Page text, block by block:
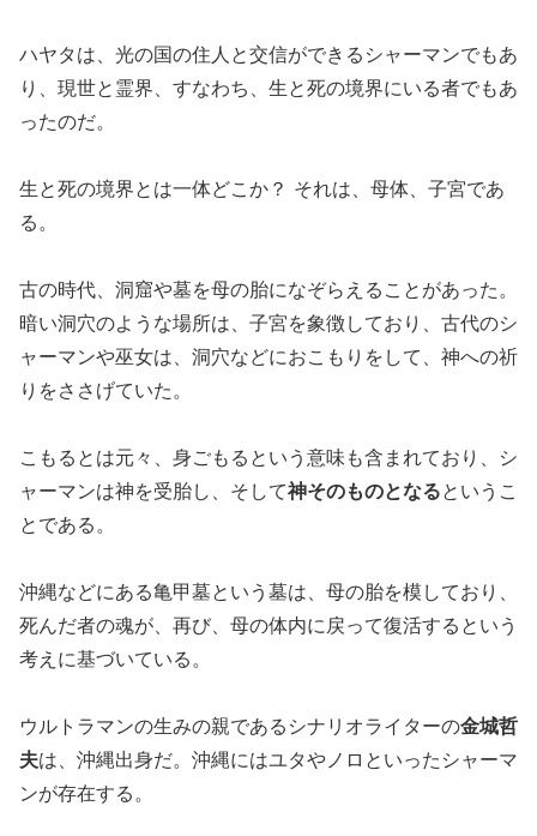
ハヤタは、光の国の住人と交信ができるシャーマンでもあ
り、現世と霊界、すなわち、生と死の境界にいる者でもあ
ったのだ。
生と死の境界とは一体どこか？ それは、母体、子宮であ
る。
古の時代、洞窟や墓を母の胎になぞらえることがあった。
暗い洞穴のような場所は、子宮を象徴しており、古代のシ
ャーマンや巫女は、洞穴などにおこもりをして、神への祈
りをささげていた。
こもるとは元々、身ごもるという意味も含まれており、シ
ャーマンは神を受胎し、そして神そのものとなるというこ
とである。
沖縄などにある亀甲墓という墓は、母の胎を模しており、
死んだ者の魂が、再び、母の体内に戻って復活するという
考えに基づいている。
ウルトラマンの生みの親であるシナリオライターの金城哲
夫は、沖縄出身だ。沖縄にはユタやノロといったシャーマ
ンが存在する。